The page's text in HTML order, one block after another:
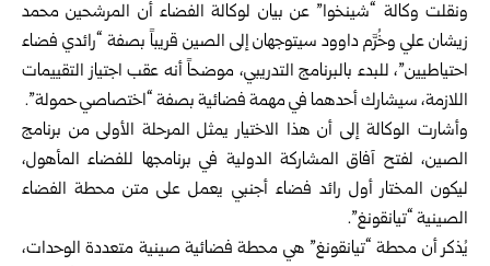
ونقلت وكالة “شينخوا” عن بيان لوكالة الفضاء أن المرشحين محمد
زيشان علي وخُرَّم داوود سيتوجهان إلى الصين قريباً بصفة “رائدي فضاء
احتياطيين”، للبدء بالبرنامج التدريبي، موضحاً أنه عقب اجتياز التقييمات
اللازمة، سيشارك أحدهما في مهمة فضائية بصفة “اختصاصي حمولة”.
وأشارت الوكالة إلى أن هذا الاختيار يمثل المرحلة الأولى من برنامج
الصين، لفتح آفاق المشاركة الدولية في برنامجها للفضاء المأهول،
ليكون المختار أول رائد فضاء أجنبي يعمل على متن محطة الفضاء
الصينية “تيانقونغ”.
يُذكر أن محطة “تيانقونغ” هي محطة فضائية صينية متعددة الوحدات،